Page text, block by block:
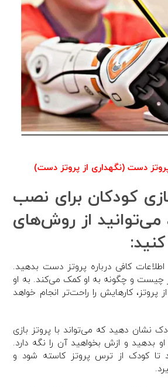
دست (نگهداری از پروتز دست)
کودکان برای نصب
می‌توانید از روش‌های
کافی درباره پروتز دست بدهید.
چیست و چگونه به او کمک می‌کند. به او
پروتز، کارهایش را راحت‌تر انجام خواهد
نشان دهید که می‌تواند با پروتز بازی
بدهید و ازش بخواهید آن را نگه دارد.
تا کودک از ترس پروتز کاسته شود و